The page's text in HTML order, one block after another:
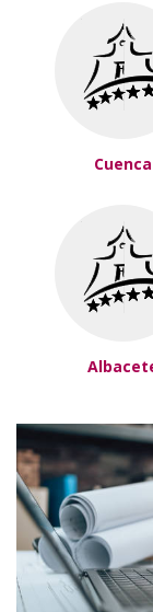
Cuenca